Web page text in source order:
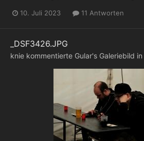
10. Juli 2023 11 Antworten
_DSF3426.JPG
knie kommentierte Gular's Galeriebild in